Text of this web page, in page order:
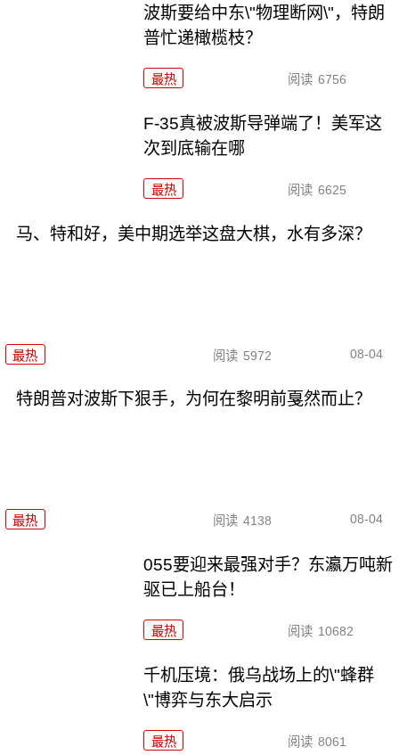
波斯要给中东\"物理断网\"，特朗
普忙递橄榄枝？
最热 阅读 6756
F-35真被波斯导弹端了！美军这
次到底输在哪
最热 阅读 6625
马、特和好，美中期选举这盘大棋，水有多深？
最热 阅读 5972 08-04
特朗普对波斯下狠手，为何在黎明前戛然而止？
最热 阅读 4138 08-04
055要迎来最强对手？东瀛万吨新
驱已上船台！
最热 阅读 10682
千机压境：俄乌战场上的\"蜂群
\"博弈与东大启示
最热 阅读 8061